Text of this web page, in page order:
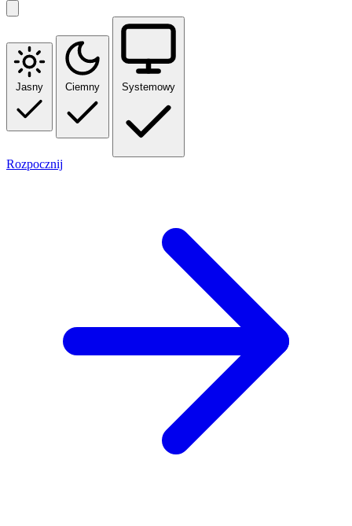
Jasny Ciemny Systemowy
Rozpocznij